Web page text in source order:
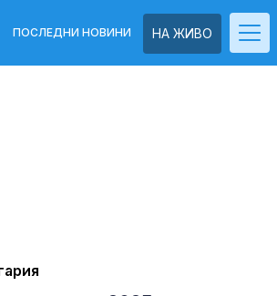
НА ЖИВО
ПОСЛЕДНИ НОВИНИ